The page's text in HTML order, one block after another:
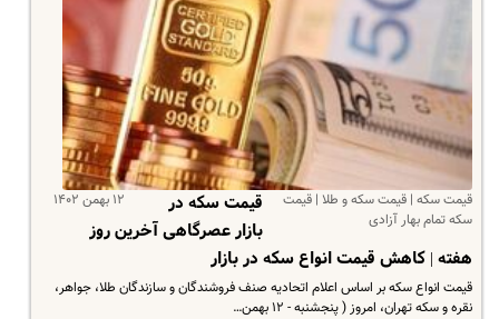
قیمت سکه | قیمت سکه و طلا | قیمت
سکه تمام بهار آزادی
۱۲ بهمن ۱۴۰۲
قیمت سکه در
بازار عصرگاهی آخرین روز
هفته | کاهش قیمت انواع سکه در بازار
قیمت انواع سکه بر اساس اعلام اتحادیه صنف فروشندگان و سازندگان طلا، جواهر،
نقره و سکه تهران، امروز ( پنجشنبه - ۱۲ بهمن…